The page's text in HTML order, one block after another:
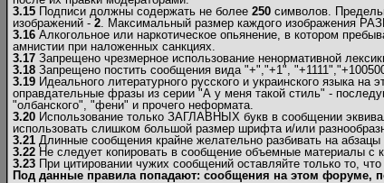
3.15 Подписи должны содержать не более 250 символов.
изображений - 2. Максимальный размер каждого изображения
3.16 Алкогольное или наркотическое опьянение, в котором
амнистии при наложенных санкциях.
3.17 Запрещено чрезмерное использование ненормативной
3.18 Запрещено постить сообщения вида "+","+1",
3.19 Идеального литературного русского и украинского языка
оправдательные фразы из серии "А у меня такой стиль" -
"олбанского", "фени" и прочего неформата.
3.20 Использование только ЗАГЛАВНЫХ букв в сообщении
использовать слишком большой размер шрифта и/или
3.21 Длинные сообщения крайне желательно разбивать на
3.22 Не следует копировать в сообщение объемные материалы c
3.23 При цитировании чужих сообщений оставляйте только то,
Под данные правила попадают: сообщения на этом форуме,